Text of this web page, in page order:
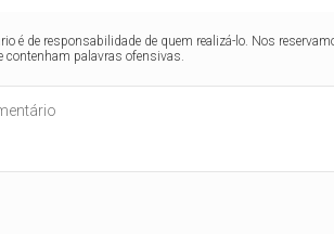
é de responsabilidade de quem realizá-lo. Nos
contenham palavras ofensivas.